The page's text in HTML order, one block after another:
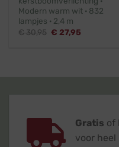
Modern warm wit · 832
lampjes · 2,4 m
€30,95 Oorspronkelijke
€ 27,95
Gratis of
voor heel